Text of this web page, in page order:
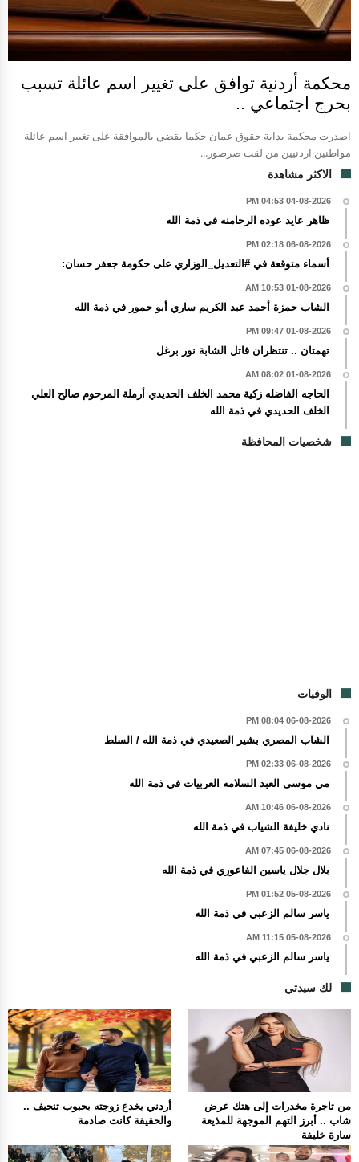
محكمة أردنية توافق على تغيير اسم عائلة تسبب
بحرج اجتماعي ..
اصدرت محكمة بداية حقوق عمان حكما يقضي بالموافقة على تغيير اسم عائلة
مواطنين اردنيين من لقب صرصور...
الاكثر مشاهدة
04-08-2026 04:53 PM
ظاهر عايد عوده الرحامنه في ذمة الله
06-08-2026 02:18 PM
أسماء متوقعة في #التعديل_الوزاري على حكومة جعفر حسان:
01-08-2026 10:53 AM
الشاب حمزة أحمد عبد الكريم ساري أبو حمور في ذمة الله
01-08-2026 09:47 PM
تهمتان .. تنتظران قاتل الشابة نور برغل
01-08-2026 08:02 AM
الحاجه الفاضله زكية محمد الخلف الحديدي أرملة المرحوم صالح العلي
الخلف الحديدي في ذمة الله
شخصيات المحافظة
الوفيات
06-08-2026 08:04 PM
الشاب المصري بشير الصعيدي في ذمة الله / السلط
06-08-2026 02:33 PM
مي موسى العبد السلامه العربيات في ذمة الله
06-08-2026 10:46 AM
نادي خليفة الشياب في ذمة الله
06-08-2026 07:45 AM
بلال جلال ياسين الفاعوري في ذمة الله
05-08-2026 01:52 PM
ياسر سالم الزعبي في ذمة الله
05-08-2026 11:15 AM
ياسر سالم الزعبي في ذمة الله
لك سيدتي
أردني يخدع زوجته بحبوب تنحيف ..
والحقيقة كانت صادمة
من تاجرة مخدرات إلى هتك عرض
شاب .. أبرز التهم الموجهة للمذيعة
سارة خليفة